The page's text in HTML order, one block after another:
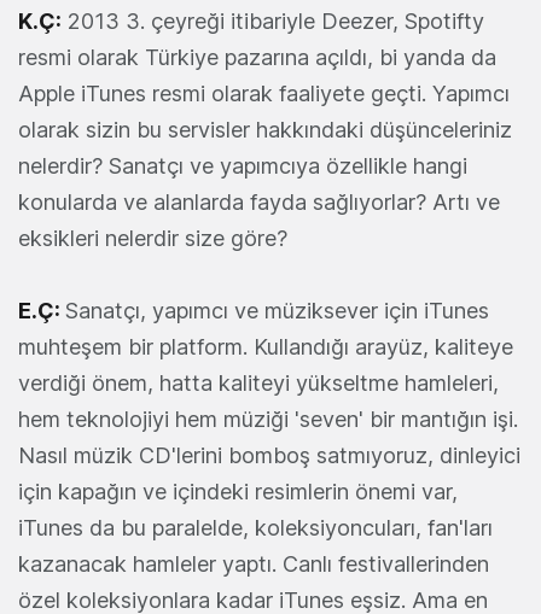
K.Ç: 2013 3. çeyreği itibariyle Deezer, Spotifty
resmi olarak Türkiye pazarına açıldı, bi yanda da
Apple iTunes resmi olarak faaliyete geçti. Yapımcı
olarak sizin bu servisler hakkındaki düşünceleriniz
nelerdir? Sanatçı ve yapımcıya özellikle hangi
konularda ve alanlarda fayda sağlıyorlar? Artı ve
eksikleri nelerdir size göre?
E.Ç: Sanatçı, yapımcı ve müziksever için iTunes
muhteşem bir platform. Kullandığı arayüz, kaliteye
verdiği önem, hatta kaliteyi yükseltme hamleleri,
hem teknolojiyi hem müziği 'seven' bir mantığın işi.
Nasıl müzik CD'lerini bomboş satmıyoruz, dinleyici
için kapağın ve içindeki resimlerin önemi var,
iTunes da bu paralelde, koleksiyoncuları, fan'ları
kazanacak hamleler yaptı. Canlı festivallerinden
özel koleksiyonlara kadar iTunes eşsiz. Ama en